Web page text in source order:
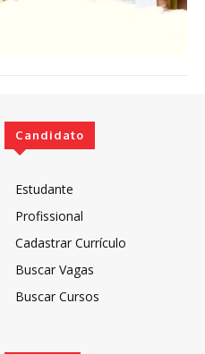
Candidato
Estudante
Profissional
Cadastrar Currículo
Buscar Vagas
Buscar Cursos